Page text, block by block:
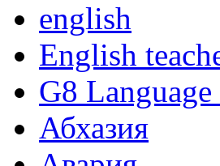
english
English
G8
Абхазия